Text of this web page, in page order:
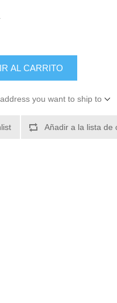
AL CARRITO
you want to ship to
Añadir a la lista de